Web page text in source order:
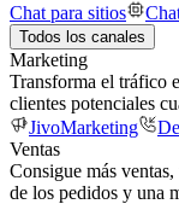
Chat para sitios
Todos los canales
Marketing
Transforma el tráfico
clientes potenciales
JivoMarketing
Ventas
Consigue más
de los pedidos y una